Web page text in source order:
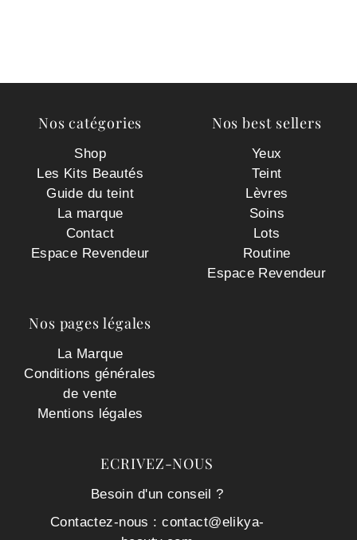
Nos catégories
Shop
Les Kits Beautés
Guide du teint
La marque
Contact
Espace Revendeur
Nos best sellers
Yeux
Teint
Lèvres
Soins
Lots
Routine
Espace Revendeur
Nos pages légales
La Marque
Conditions générales
de vente
Mentions légales
ECRIVEZ-NOUS
Besoin d'un conseil ?
Contactez-nous : contact@elikya-